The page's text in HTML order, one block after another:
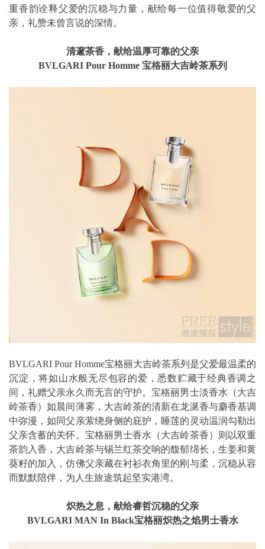
重香韵诠释父爱的沉稳与力量，献给每一位值得敬爱的父
亲，礼赞未曾言说的深情。
清邃茶香，献给温厚可靠的父亲
BVLGARI Pour Homme 宝格丽大吉岭茶系列
BVLGARI Pour Homme宝格丽大吉岭茶系列是父爱最温柔的
沉淀，将如山水般无尽包容的爱，悉数贮藏于经典香调之
间，礼赠父亲永久而无言的守护。宝格丽男士淡香水（大吉
岭茶香）如晨间薄雾，大吉岭茶的清新在龙涎香与麝香基调
中弥漫，如同父亲萦绕身侧的庇护，睡莲的灵动温润勾勒出
父亲含蓄的关怀。宝格丽男士香水（大吉岭茶香）则以双重
茶韵入香，大吉岭茶与锡兰红茶交响的馥郁绵长，生姜和黄
葵籽的加入，仿佛父亲藏在衬衫衣角里的刚与柔，沉稳从容
而默默陪伴，为人生旅途筑起坚实港湾。
炽热之息，献给睿哲沉稳的父亲
BVLGARI MAN In Black宝格丽炽热之焰男士香水